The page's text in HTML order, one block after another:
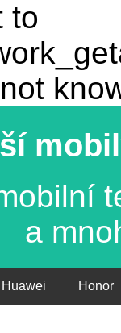
to
a
Huawei Honor